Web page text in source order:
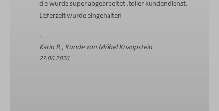
die wurde super abgearbeitet .toller kundendienst.
Lieferzeit wurde eingehalten
Karin R., Kunde von Möbel Knappstein
27.06.2026